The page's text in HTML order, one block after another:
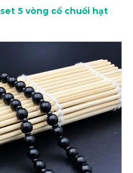
set 5 vòng cổ chuổi hạt